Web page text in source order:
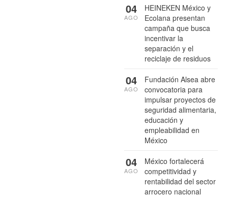
HEINEKEN México y
Ecolana presentan
campaña que busca
incentivar la
separación y el
reciclaje de residuos
04
AGO
Fundación Alsea abre
convocatoria para
impulsar proyectos de
seguridad alimentaria,
educación y
empleabilidad en
México
04
AGO
México fortalecerá
competitividad y
rentabilidad del sector
arrocero nacional
04
AGO